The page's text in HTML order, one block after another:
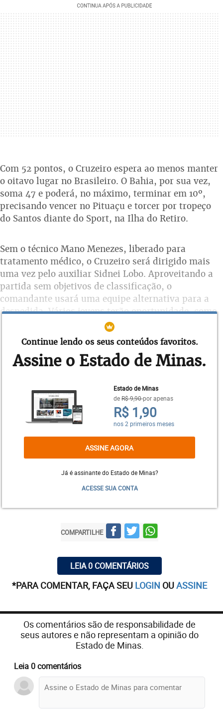
Com 52 pontos, o Cruzeiro espera ao menos manter
o oitavo lugar no Brasileiro. O Bahia, por sua vez,
soma 47 e poderá, no máximo, terminar em 10º,
precisando vencer no Pituaçu e torcer por tropeço
do Santos diante do Sport, na Ilha do Retiro.
Sem o técnico Mano Menezes, liberado para
tratamento médico, o Cruzeiro será dirigido mais
uma vez pelo auxiliar Sidnei Lobo. Aproveitando a
partida sem objetivos de classificação, o
comandante usará uma equipe alternativa para a
despedida. Vários jovens terão oportunidade, como
o zagueiro Cacá, o volante Ederson e o lateral-
esquerdo Patrick Brey. Eles se juntarão a Rafael,
Ezequiel, Manoel, Lucas Romero, Lucas Silva,
Raniel e Sassá no time que entrará em campo.
Para Sidnei Lobo, será a chance de os novatos
mostrarem que poderão ser utilizados no grupo
principal em 2019. “É importante dar oportunidade
a quem está chegando. É o momento que eles
podem abraçar e mostrar coisas que no treino a
gente não vê. O jogo é interessante, porque mostra
muito bem da qualidade e da virtude que tem em
campo”, declarou o auxiliar.
tiveram pouco tempo para jogar e mostrar um
melhor futebol. É para o torcedor conhecer, de fato,
esperamos contar com eles na próxima
temporada”, acrescentou Sidnei Lobo, que dará
descanso a Fábio e já não poderia escalar Dedé,
Mancuello estão fora por causa de lesão.
Continue lendo os seus conteúdos favoritos.
Assine o Estado de Minas.
Estado de Minas
deR$ 9,90por apenas
R$ 1,90
nos 2 primeiros meses
ASSINE AGORA
Já é assinante do Estado de Minas?
ACESSE SUA CONTA
COMPARTILHE
LEIA 0 COMENTÁRIOS
*PARA COMENTAR, FAÇA SEU LOGIN OUASSINE
Os comentários são de responsabilidade de
seus autores e não representam a opinião do
Estado de Minas.
Leia 0 comentários